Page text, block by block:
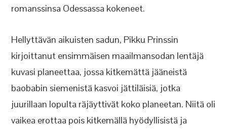
romanssinsa Odessassa kokeneet.
Hellyttävän aikuisten sadun, Pikku Prinssin
kirjoittanut ensimmäisen maailmansodan lentäjä
kuvasi planeettaa, jossa kitkemättä jääneistä
baobabin siemenistä kasvoi jättiläisiä, jotka
juurillaan lopulta räjäyttivät koko planeetan. Niitä oli
vaikea erottaa pois kitkemällä hyödyllisistä ja